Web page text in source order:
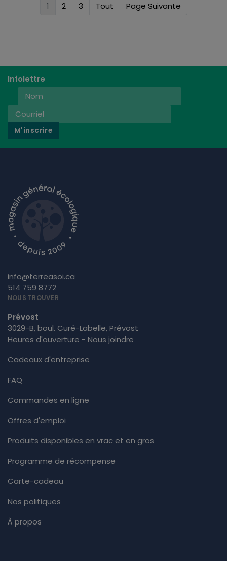
1 2 3 Tout Page Suivante
Infolettre
M'inscrire
info@terreasoi.ca
514 759 8772
NOUS TROUVER
Prévost
3029-B, boul. Curé-Labelle, Prévost
Heures d'ouverture - Nous joindre
Cadeaux d'entreprise
FAQ
Commandes en ligne
Offres d'emploi
Produits disponibles en vrac et en gros
Programme de récompense
Carte-cadeau
Nos politiques
À propos